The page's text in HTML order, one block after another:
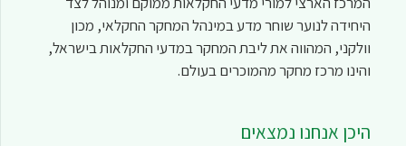
היחידה לנוער שוחר מדע במינהל המחקר החקלאי, מכון
וולקני, המהווה את ליבת המחקר במדעי החקלאות בישראל,
והינו מרכז מחקר מהמוכרים בעולם.
היכן אנחנו נמצאים